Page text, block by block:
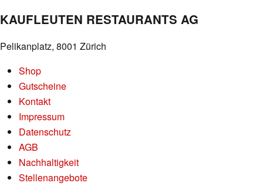
KAUFLEUTEN RESTAURANTS AG
Pelikanplatz, 8001 Zürich
Shop
Gutscheine
Kontakt
Impressum
Datenschutz
AGB
Nachhaltigkeit
Stellenangebote